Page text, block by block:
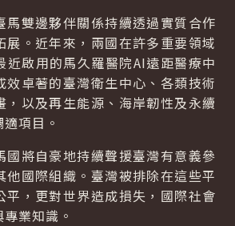
馬雙邊夥伴關係持續透過實質合作
展。近年來，兩國在許多重要領域
近啟用的馬久羅醫院AI遠距醫療中
效卓著的臺灣衛生中心、各類技術
，以及再生能源、海岸韌性及永續
項目。
國將自豪地持續聲援臺灣有意義參
他國際組織。臺灣被排除在這些平
平，更對世界造成損失，國際社會
業知識。